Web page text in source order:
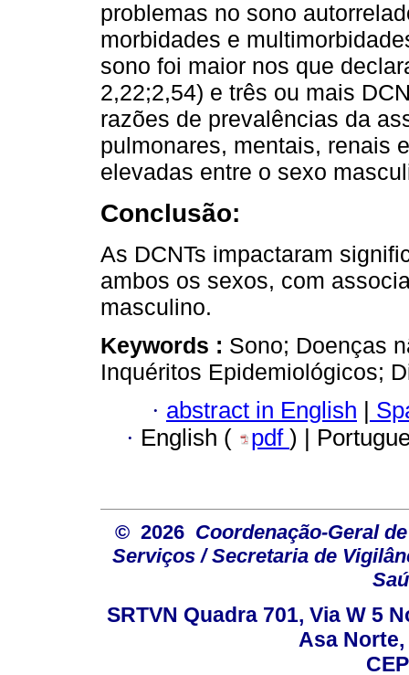
problemas no sono
morbidades e
sono foi maior nos que
2,22;2,54) e três ou mais
razões de prevalências da
pulmonares, mentais, renais
elevadas entre o sexo
Conclusão:
As DCNTs impactaram
ambos os sexos, com
masculino.
Keywords : Sono; Doenças
Inquéritos Epidemiológicos;
· abstract in English
· English ( pdf ) |
© 2026 Coordenação-Geral
Serviços / Secretaria de
SRTVN Quadra 701, Via W 5
Asa